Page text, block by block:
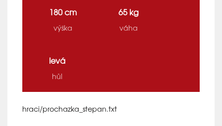
180 cm
výška
65 kg
váha
levá
hůl
hraci/prochazka_stepan.txt